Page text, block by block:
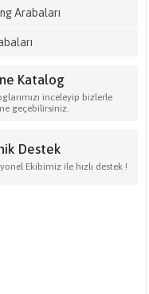
Arabaları
Katalog
inceleyip bizlerle
geçebilirsiniz.
Destek
Ekibimiz ile hızlı destek !